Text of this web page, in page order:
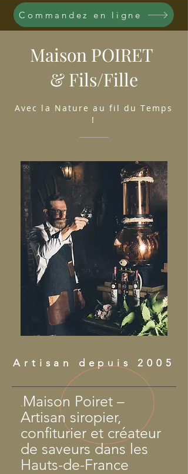
Commandez en ligne
Maison POIRET
& Fils/Fille
Avec la Nature au fil du Temps
!
Artisan depuis 2005
.Maison Poiret –
Artisan siropier,
confiturier et créateur
de saveurs dans les
Hauts-de-France